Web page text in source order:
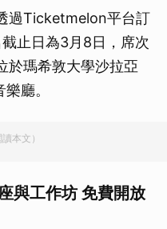
過Ticketmelon平台訂
止日為3月8日，席次
於瑪希敦大學沙拉亞
廳。
本文）
與工作坊 免費開放